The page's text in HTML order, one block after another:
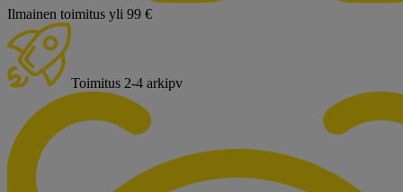
Ilmainen toimitus yli 99 €
Toimitus 2-4 arkipv